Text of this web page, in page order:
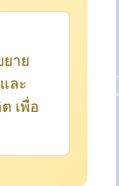
าย
ละ
เพื่อ